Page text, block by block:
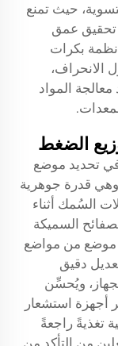
حيث تمنع
تحقيق عمق
بكرات
الانحراف،
المواد
الضغط
في تحديد موضع
وهي قدرة جوهرية
السُمك أثناء
السميكة
موضع من مواضع
دقيق
ويُحسِّن
أجهزة استشعار
تغذيةً راجعةً
من التأكد من